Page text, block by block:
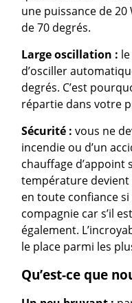
une puissance de
de 70 degrés.
Large oscillation :
d’osciller
degrés. C’est
répartie dans votre
Sécurité : vous ne
incendie ou d’un
chauffage d’appoint
température devient
en toute confiance
compagnie car s’il
également.
le place parmi les
Qu’est-ce que